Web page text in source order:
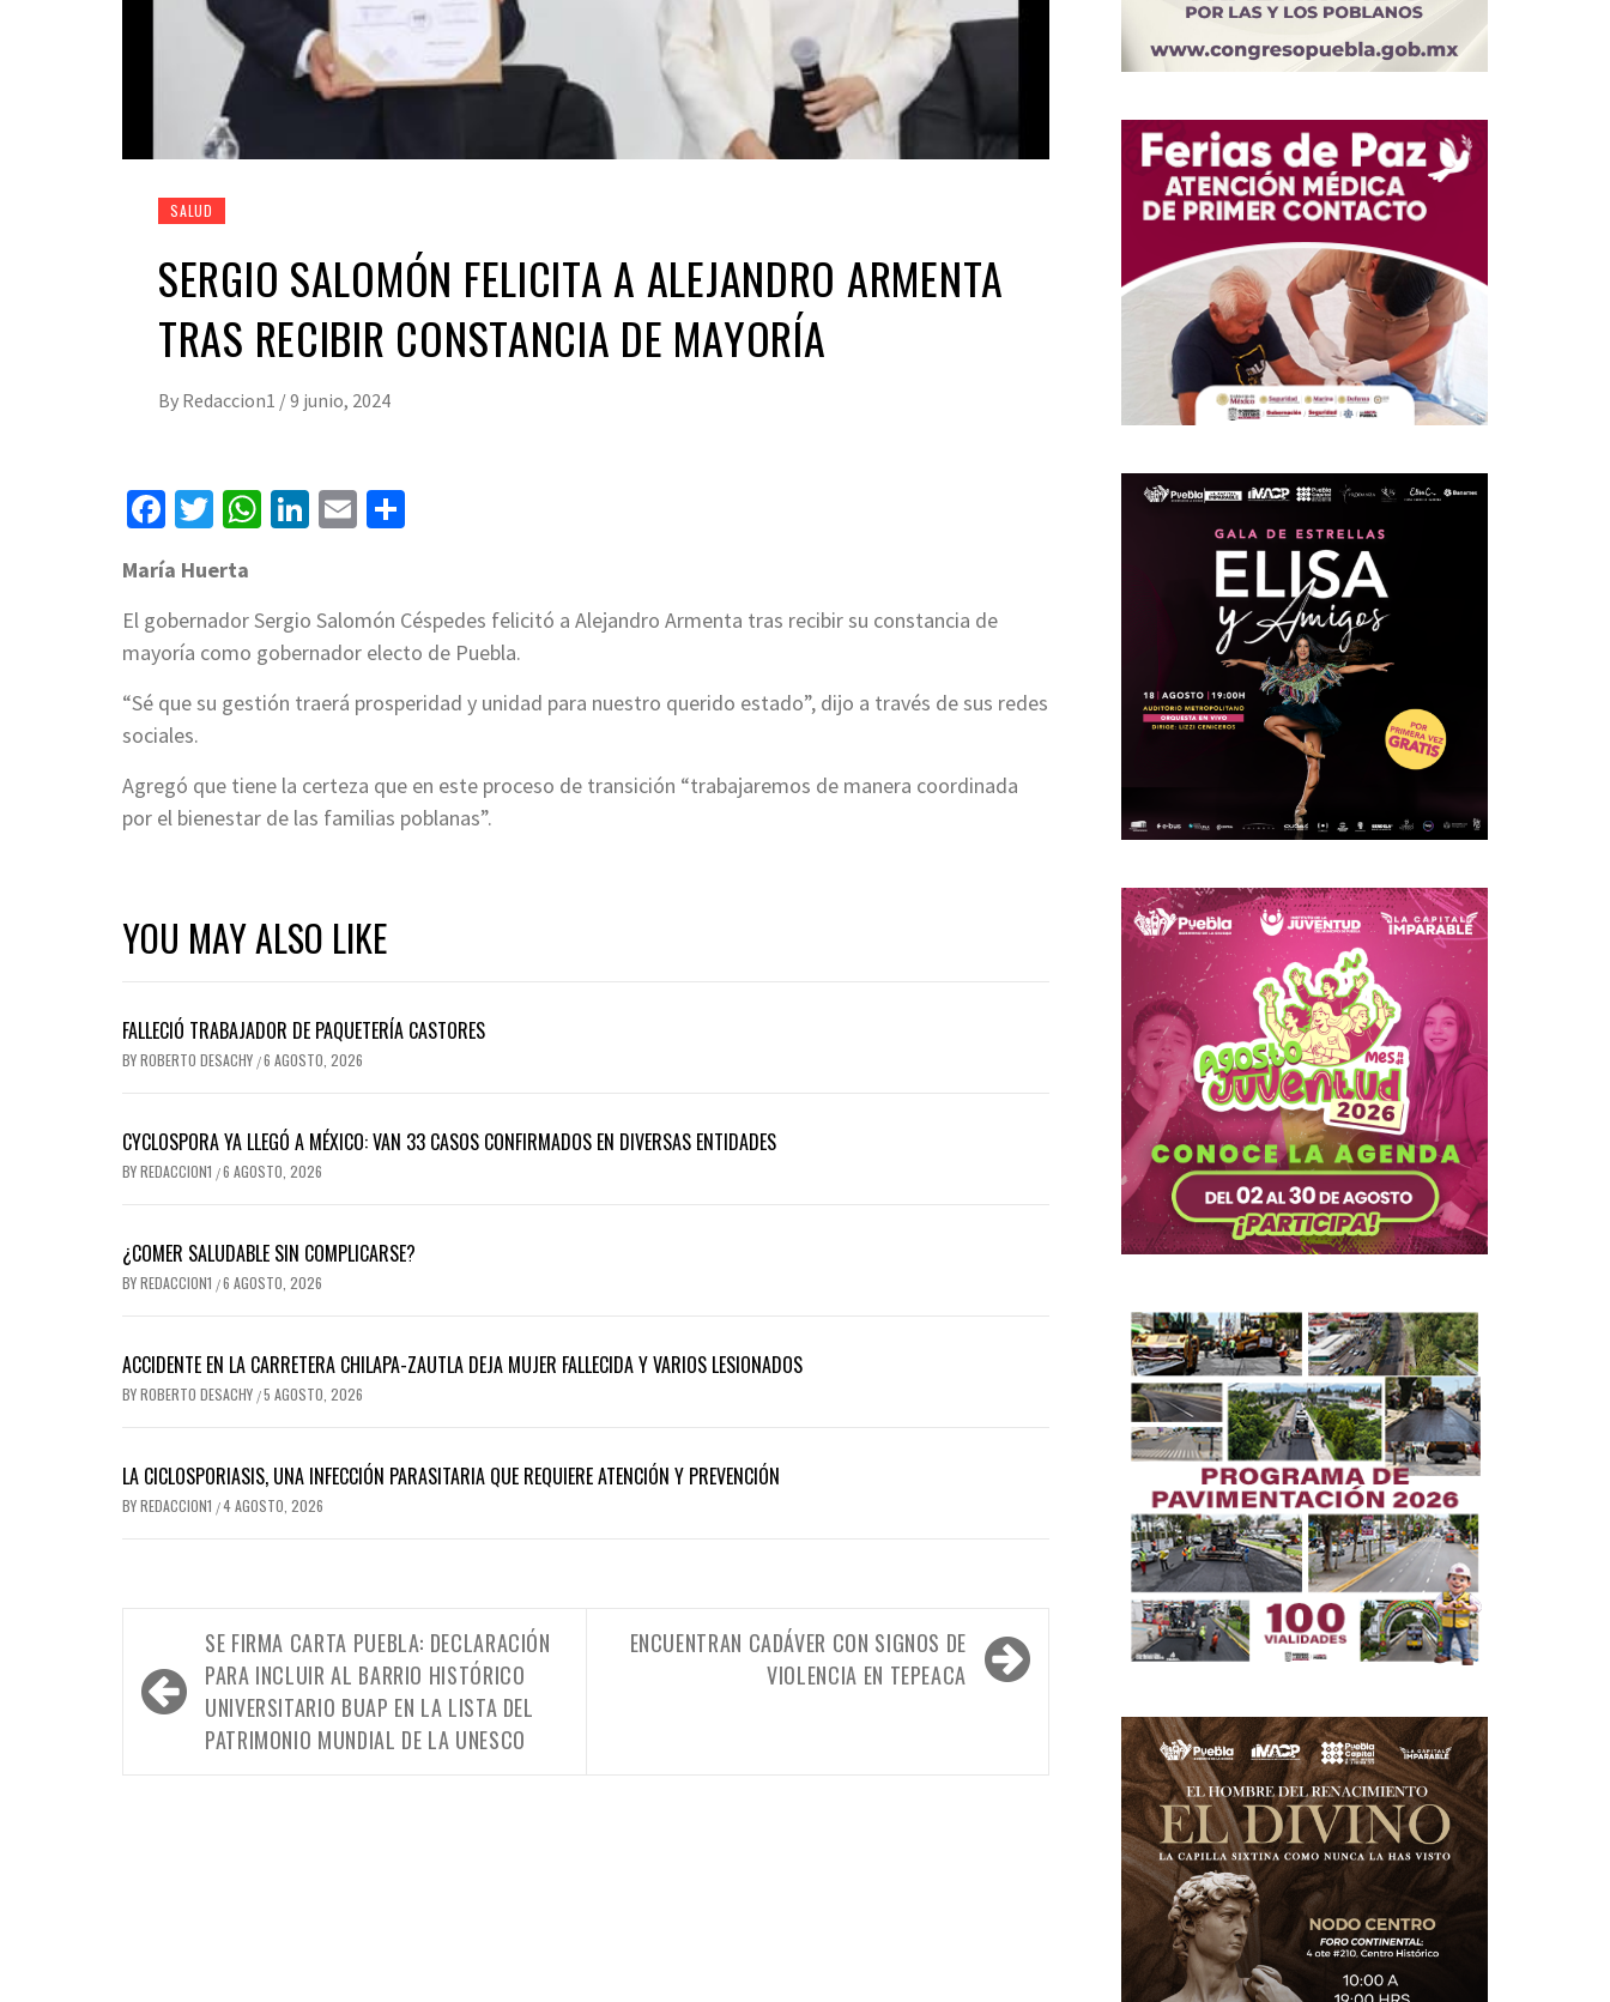
SALUD
SERGIO SALOMÓN FELICITA A ALEJANDRO ARMENTA
TRAS RECIBIR CONSTANCIA DE MAYORÍA
By Redaccion1 /9 junio, 2024
Facebook
Twitter
WhatsApp
LinkedIn
Email
María Huerta
El gobernador Sergio Salomón Céspedes felicitó a Alejandro Armenta tras recibir su constancia de
mayoría como gobernador electo de Puebla.
“Sé que su gestión traerá prosperidad y unidad para nuestro querido estado”, dijo a través de sus redes
sociales.
Agregó que tiene la certeza que en este proceso de transición “trabajaremos de manera coordinada
por el bienestar de las familias poblanas”.
YOU MAY ALSO LIKE
FALLECIÓ TRABAJADOR DE PAQUETERÍA CASTORES
BYROBERTO DESACHY /6 AGOSTO, 2026
CYCLOSPORA YA LLEGÓ A MÉXICO: VAN 33 CASOS CONFIRMADOS EN DIVERSAS ENTIDADES
BYREDACCION1 /6 AGOSTO, 2026
¿COMER SALUDABLE SIN COMPLICARSE?
BYREDACCION1 /6 AGOSTO, 2026
ACCIDENTE EN LA CARRETERA CHILAPA-ZAUTLA DEJA MUJER FALLECIDA Y VARIOS LESIONADOS
BYROBERTO DESACHY /5 AGOSTO, 2026
LA CICLOSPORIASIS, UNA INFECCIÓN PARASITARIA QUE REQUIERE ATENCIÓN Y PREVENCIÓN
BYREDACCION1 /4 AGOSTO, 2026
Navegación
de
entradas
SE FIRMA CARTA PUEBLA: DECLARACIÓN
PARA INCLUIR AL BARRIO HISTÓRICO
UNIVERSITARIO BUAP EN LA LISTA DEL
PATRIMONIO MUNDIAL DE LA UNESCO
ENCUENTRAN CADÁVER CON SIGNOS DE
VIOLENCIA EN TEPEACA